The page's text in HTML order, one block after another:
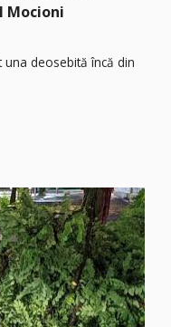
Mocioni
deosebită încă din